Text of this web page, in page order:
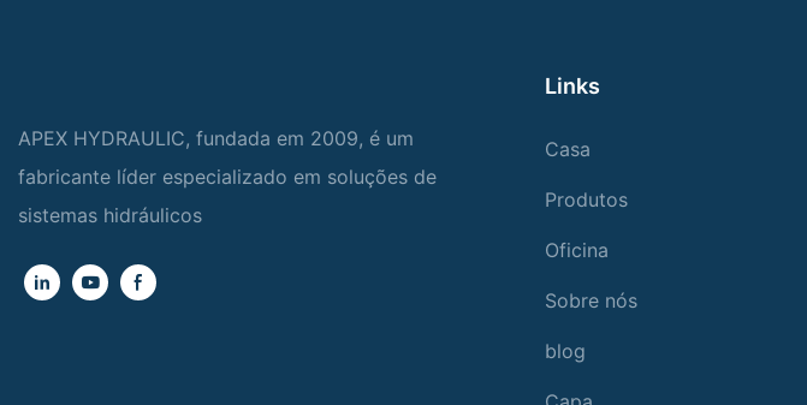
APEX HYDRAULIC, fundada em 2009, é um
fabricante líder especializado em soluções de
sistemas hidráulicos
Links
Casa
Produtos
Oficina
Sobre nós
blog